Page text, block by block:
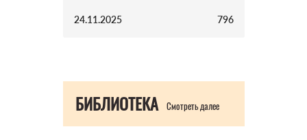
24.11.2025 796
БИБЛИОТЕКА Смотреть далее